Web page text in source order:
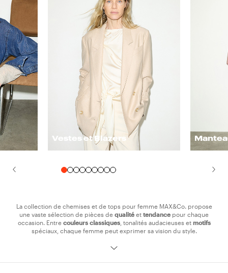
Vestes et Blazers
La collection de chemises et de tops pour femme MAX&Co. propose
une vaste sélection de pièces de qualité et tendance pour chaque
occasion. Entre couleurs classiques, tonalités audacieuses et motifs
spéciaux, chaque femme peut exprimer sa vision du style.
crop
apportent une touche bohème et romantique à votre tenue. La collection